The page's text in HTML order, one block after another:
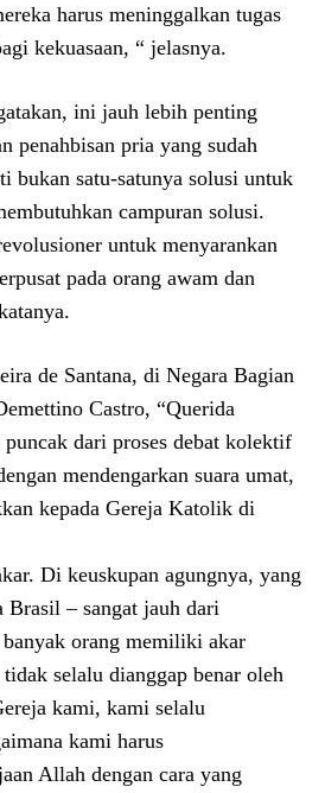
harus meninggalkan tugas
kekuasaan, “ jelasnya.
ini jauh lebih penting
penahbisan pria yang sudah
bukan satu-satunya solusi untuk
campuran solusi.
untuk menyarankan
pada orang awam dan
de Santana, di Negara Bagian
Castro, “Querida
dari proses debat kolektif
mendengarkan suara umat,
kepada Gereja Katolik di
Di keuskupan agungnya, yang
Brasil – sangat jauh dari
orang memiliki akar
selalu dianggap benar oleh
kami, kami selalu
kami harus
Allah dengan cara yang